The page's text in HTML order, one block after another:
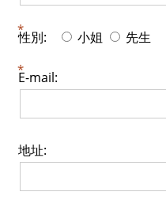
性別: 小姐 先生
E-mail:
地址: